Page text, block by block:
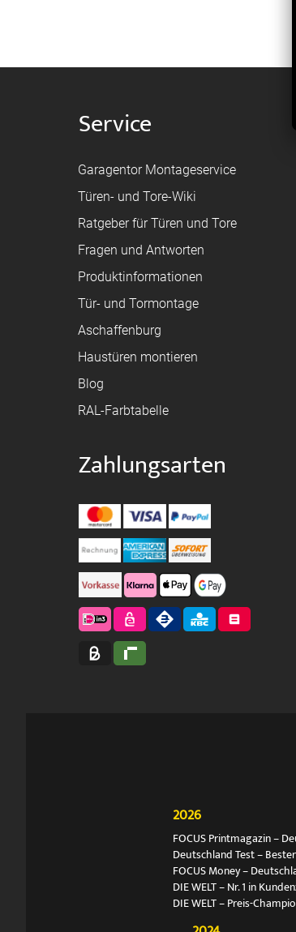
Service
Garagentor Montageservice
Türen- und Tore-Wiki
Ratgeber für Türen und Tore
Fragen und Antworten
Produktinformationen
Tür- und Tormontage
Aschaffenburg
Haustüren montieren
Blog
RAL-Farbtabelle
Zahlungsarten
2026
FOCUS Printmagazin –
Deutschland Test –
FOCUS Money –
DIE WELT – Nr. 1 in
DIE WELT – Preis-